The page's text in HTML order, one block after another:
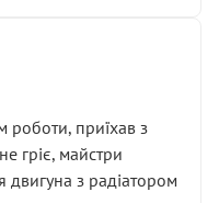
роботи, приїхав з
гріє, майстри
з радіатором